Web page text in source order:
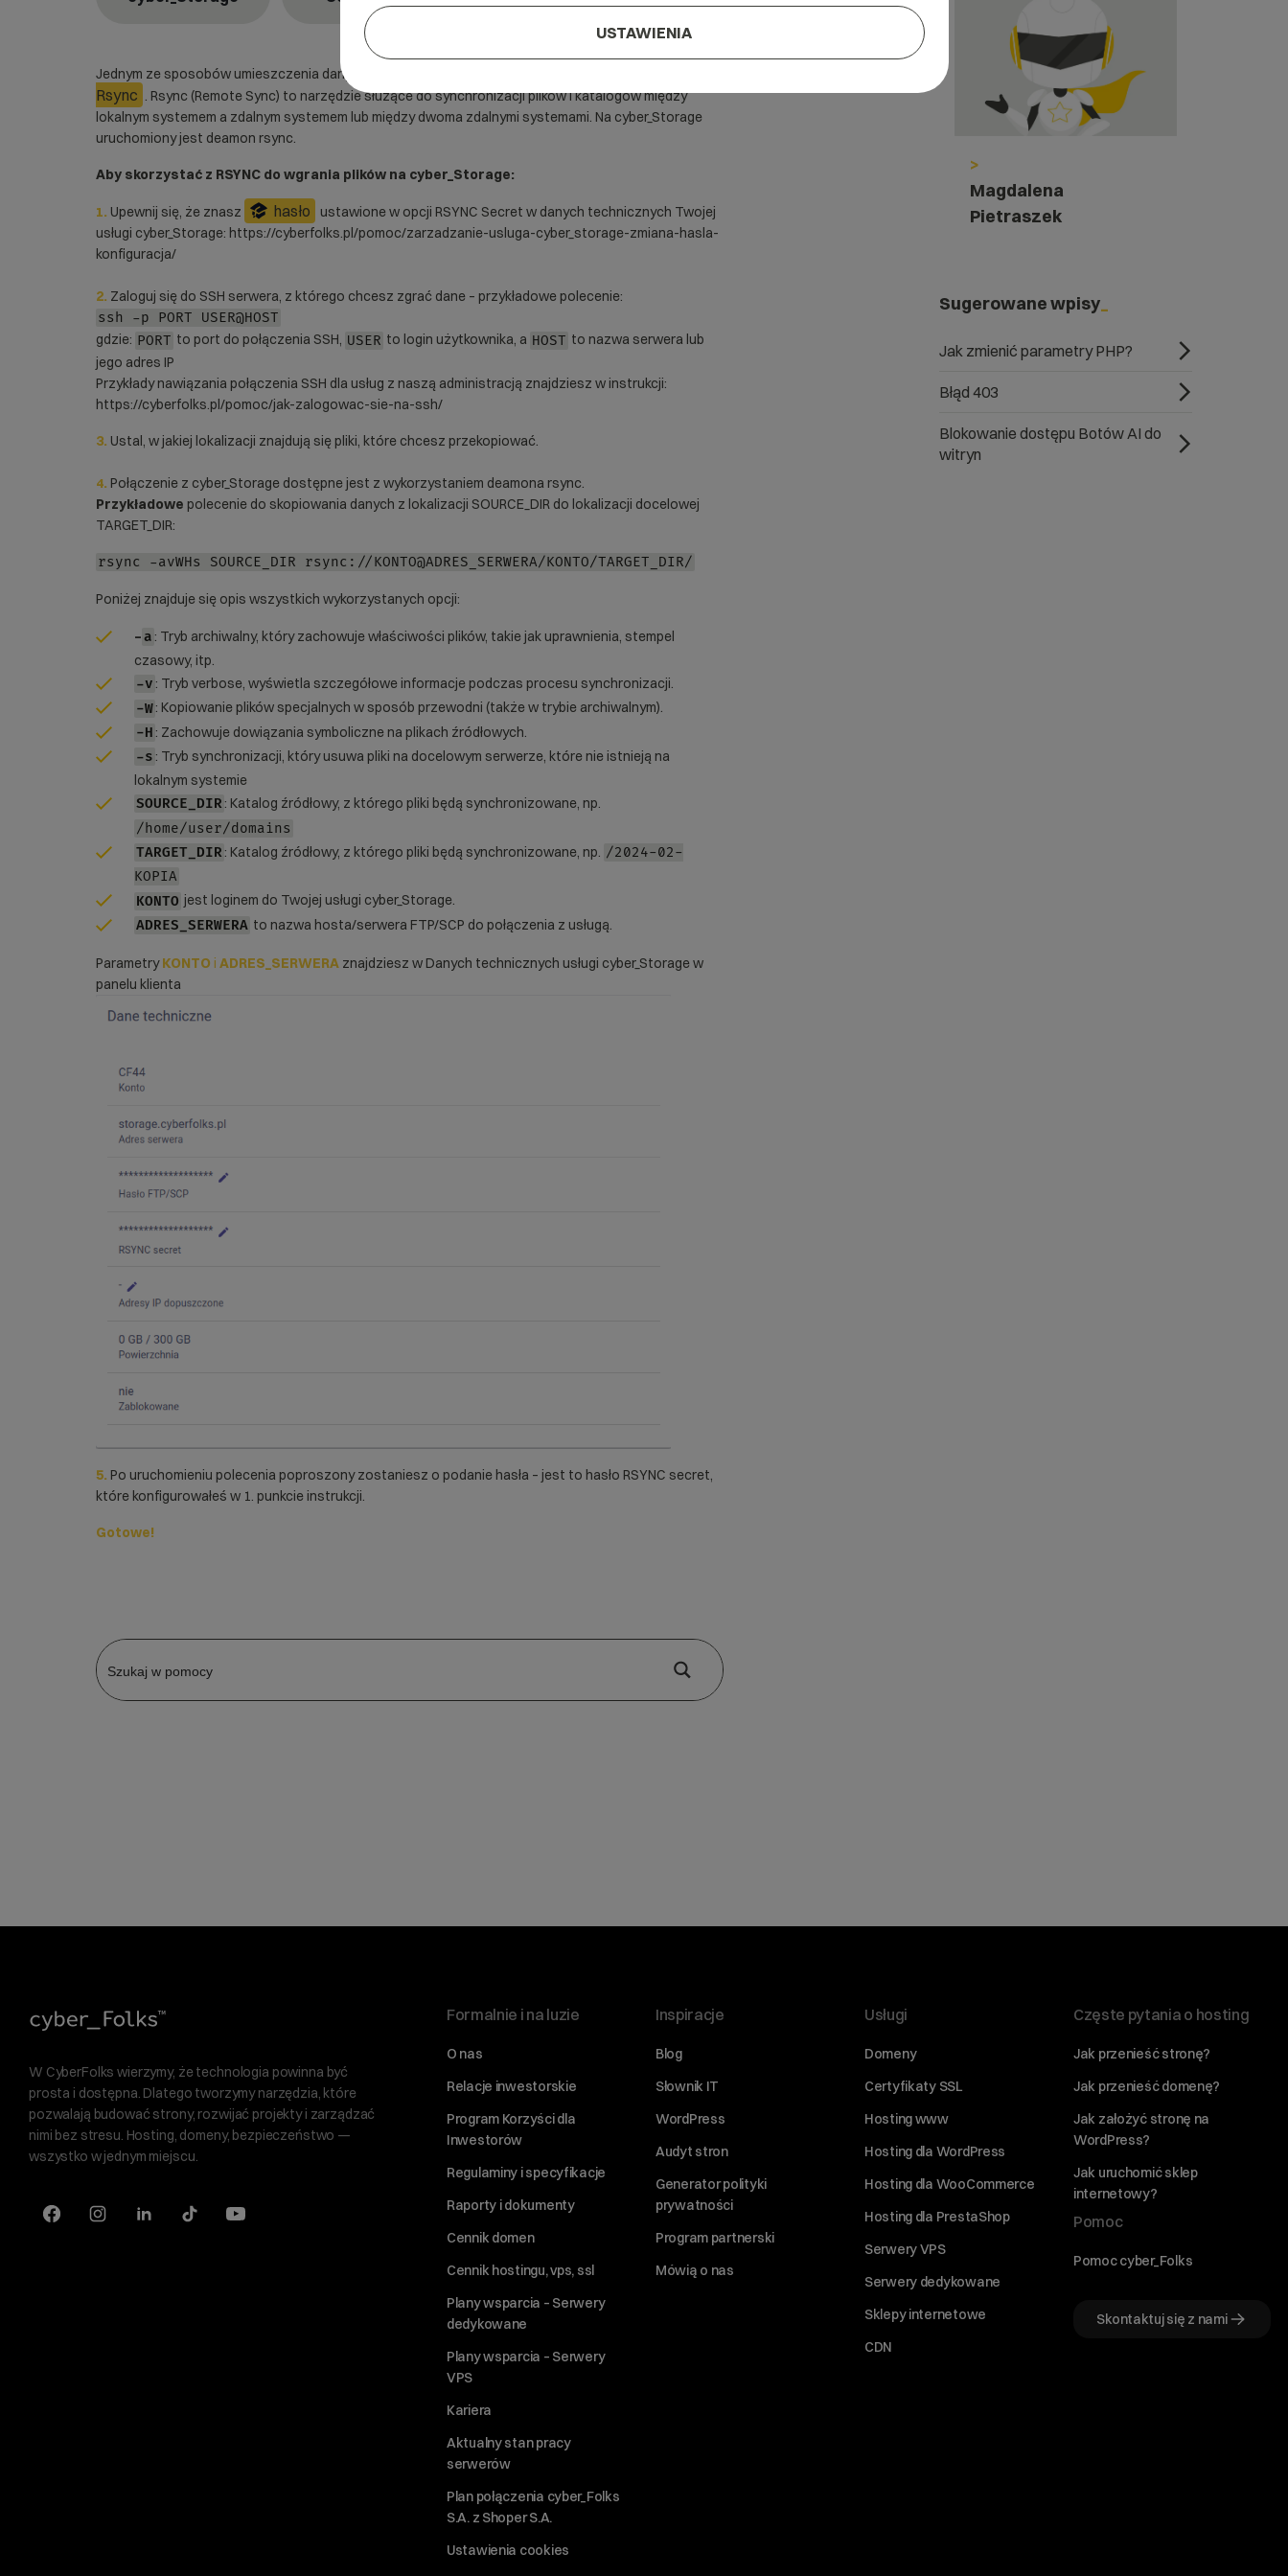
Jednym ze sposobów umieszczenia danych na usłudze cyber_Storage jest wgranie ich za pomocą
Rsync . Rsync (Remote Sync) to narzędzie służące do synchronizacji plików i katalogów między
lokalnym systemem a zdalnym systemem lub między dwoma zdalnymi systemami. Na cyber_Storage
uruchomiony jest deamon rsync.
Aby skorzystać z RSYNC do wgrania plików na cyber_Storage:
1. Upewnij się, że znasz hasło
ustawione w opcji RSYNC Secret w danych technicznych Twojej
usługi cyber_Storage: https://cyberfolks.pl/pomoc/zarzadzanie-usluga-cyber_storage-zmiana-hasla-
konfiguracja/
2. Zaloguj się do SSH serwera, z którego chcesz zgrać dane – przykładowe polecenie:
ssh -p PORT USER@HOST
gdzie: PORT to port do połączenia SSH, USER to login użytkownika, a HOST to nazwa serwera lub
jego adres IP
Przykłady nawiązania połączenia SSH dla usług z naszą administracją znajdziesz w instrukcji:
https://cyberfolks.pl/pomoc/jak-zalogowac-sie-na-ssh/
3. Ustal, w jakiej lokalizacji znajdują się pliki, które chcesz przekopiować.
4. Połączenie z cyber_Storage dostępne jest z wykorzystaniem deamona rsync.
Przykładowe polecenie do skopiowania danych z lokalizacji SOURCE_DIR do lokalizacji docelowej
TARGET_DIR:
rsync -avWHs SOURCE_DIR rsync://KONTO@ADRES_SERWERA/KONTO/TARGET_DIR/
Poniżej znajduje się opis wszystkich wykorzystanych opcji:
–a : Tryb archiwalny, który zachowuje właściwości plików, takie jak uprawnienia, stempel
czasowy, itp.
-v : Tryb verbose, wyświetla szczegółowe informacje podczas procesu synchronizacji.
-W: Kopiowanie plików specjalnych w sposób przewodni (także w trybie archiwalnym).
-H : Zachowuje dowiązania symboliczne na plikach źródłowych.
-s : Tryb synchronizacji, który usuwa pliki na docelowym serwerze, które nie istnieją na
lokalnym systemie
SOURCE_DIR : Katalog źródłowy, z którego pliki będą synchronizowane, np.
/home/user/domains
TARGET_DIR : Katalog źródłowy, z którego pliki będą synchronizowane, np. /2024-02-
KOPIA
KONTO jest loginem do Twojej usługi cyber_Storage.
ADRES_SERWERA to nazwa hosta/serwera FTP/SCP do połączenia z usługą.
ParametryKONTO i ADRES_SERWERA znajdziesz w Danych technicznych usługi cyber_Storage w
panelu klienta
5. Po uruchomieniu polecenia poproszony zostaniesz o podanie hasła – jest to hasło RSYNC secret,
które konfigurowałeś w 1. punkcie instrukcji.
Gotowe!
>
Magdalena
Pietraszek
Sugerowane wpisy
Jak zmienić parametry PHP?
Błąd 403
Blokowanie dostępu Botów AI do
witryn
W CyberFolks wierzymy, że technologia powinna być
prosta i dostępna. Dlatego tworzymy narzędzia, które
pozwalają budować strony, rozwijać projekty i zarządzać
nimi bez stresu. Hosting, domeny, bezpieczeństwo —
wszystko w jednym miejscu.
Formalnie i na luzie
O nas
Relacje inwestorskie
Program Korzyści dla
Inwestorów
Regulaminy i specyfikacje
Raporty i dokumenty
Cennik domen
Cennik hostingu, vps, ssl
Plany wsparcia – Serwery
dedykowane
Plany wsparcia – Serwery
VPS
Kariera
Aktualny stan pracy
serwerów
Plan połączenia cyber_Folks
S.A. z Shoper S.A.
Ustawienia cookies
Inspiracje
Blog
Słownik IT
WordPress
Audyt stron
Generator polityki
prywatności
Program partnerski
Mówią o nas
Usługi
Domeny
Certyfikaty SSL
Hosting www
Hosting dla WordPress
Hosting dla WooCommerce
Hosting dla PrestaShop
Serwery VPS
Serwery dedykowane
Sklepy internetowe
CDN
Częste pytania o hosting
Jak przenieść stronę?
Jak przenieść domenę?
Jak założyć stronę na
WordPress?
Jak uruchomić sklep
internetowy?
Pomoc
Pomoc cyber_Folks
Skontaktuj się z nami
USTAWIENIA